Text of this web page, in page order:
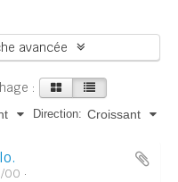
avancée
:
Direction: Croissant
00